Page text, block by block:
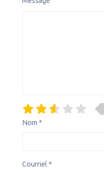
Nom *
Courriel *